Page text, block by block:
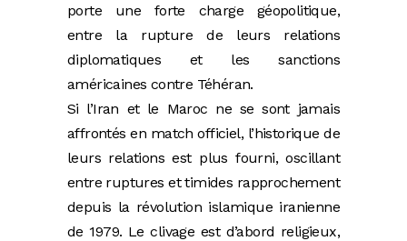
porte une forte charge géopolitique,
entre la rupture de leurs relations
diplomatiques et les sanctions
américaines contre Téhéran.
Si l’Iran et le Maroc ne se sont jamais
affrontés en match officiel, l’historique de
leurs relations est plus fourni, oscillant
entre ruptures et timides rapprochement
depuis la révolution islamique iranienne
de 1979. Le clivage est d’abord religieux,